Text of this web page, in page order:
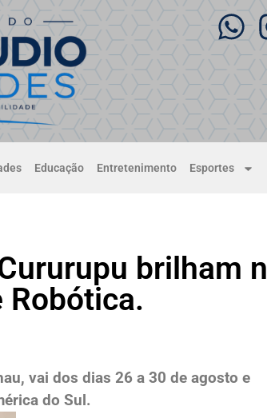
Educação Entretenimento Esportes
brilham
Robótica.
vai dos dias 26 a 30 de agosto e
do Sul.